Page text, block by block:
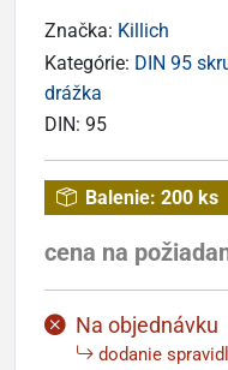
Značka: Killich
Kategórie: DIN 95
drážka
DIN: 95
Balenie: 200 ks
cena na
Na objednávku
dodanie